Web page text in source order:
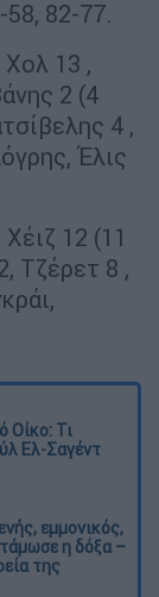
58, 82-77.
Χολ 13 ,
2 (4
4 ,
Έλις
12 (11
Τζέρετ 8 ,
Οίκο: Τι
Ελ-Σαγέντ
εμμονικός,
η δόξα –
της